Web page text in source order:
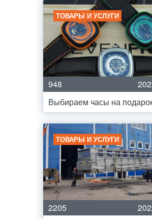
ТОВАРЫ И УСЛУГИ
948
Выбираем часы на
ТОВАРЫ И УСЛУГИ
2205